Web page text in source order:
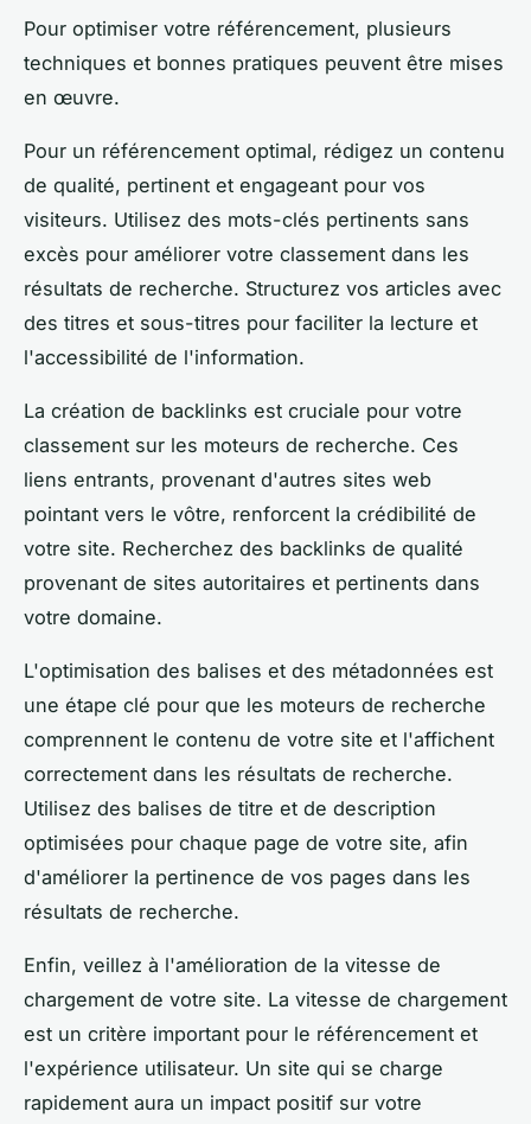
Pour optimiser votre référencement, plusieurs
techniques et bonnes pratiques peuvent être mises
en œuvre.
Pour un référencement optimal, rédigez un contenu
de qualité, pertinent et engageant pour vos
visiteurs. Utilisez des mots-clés pertinents sans
excès pour améliorer votre classement dans les
résultats de recherche. Structurez vos articles avec
des titres et sous-titres pour faciliter la lecture et
l'accessibilité de l'information.
La création de backlinks est cruciale pour votre
classement sur les moteurs de recherche. Ces
liens entrants, provenant d'autres sites web
pointant vers le vôtre, renforcent la crédibilité de
votre site. Recherchez des backlinks de qualité
provenant de sites autoritaires et pertinents dans
votre domaine.
L'optimisation des balises et des métadonnées est
une étape clé pour que les moteurs de recherche
comprennent le contenu de votre site et l'affichent
correctement dans les résultats de recherche.
Utilisez des balises de titre et de description
optimisées pour chaque page de votre site, afin
d'améliorer la pertinence de vos pages dans les
résultats de recherche.
Enfin, veillez à l'amélioration de la vitesse de
chargement de votre site. La vitesse de chargement
est un critère important pour le référencement et
l'expérience utilisateur. Un site qui se charge
rapidement aura un impact positif sur votre